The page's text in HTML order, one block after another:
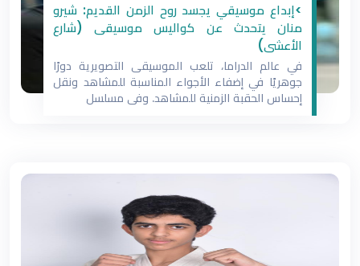
>إبداع موسيقي يجسد روح الزمن القديم: شيرو
منان يتحدث عن كواليس موسيقى (شارع
الأعشى)
في عالم الدراما، تلعب الموسيقى التصويرية دورًا
جوهريًا في إضفاء الأجواء المناسبة للمشاهد ونقل
إحساس الحقبة الزمنية للمشاهد. وفي مسلسل